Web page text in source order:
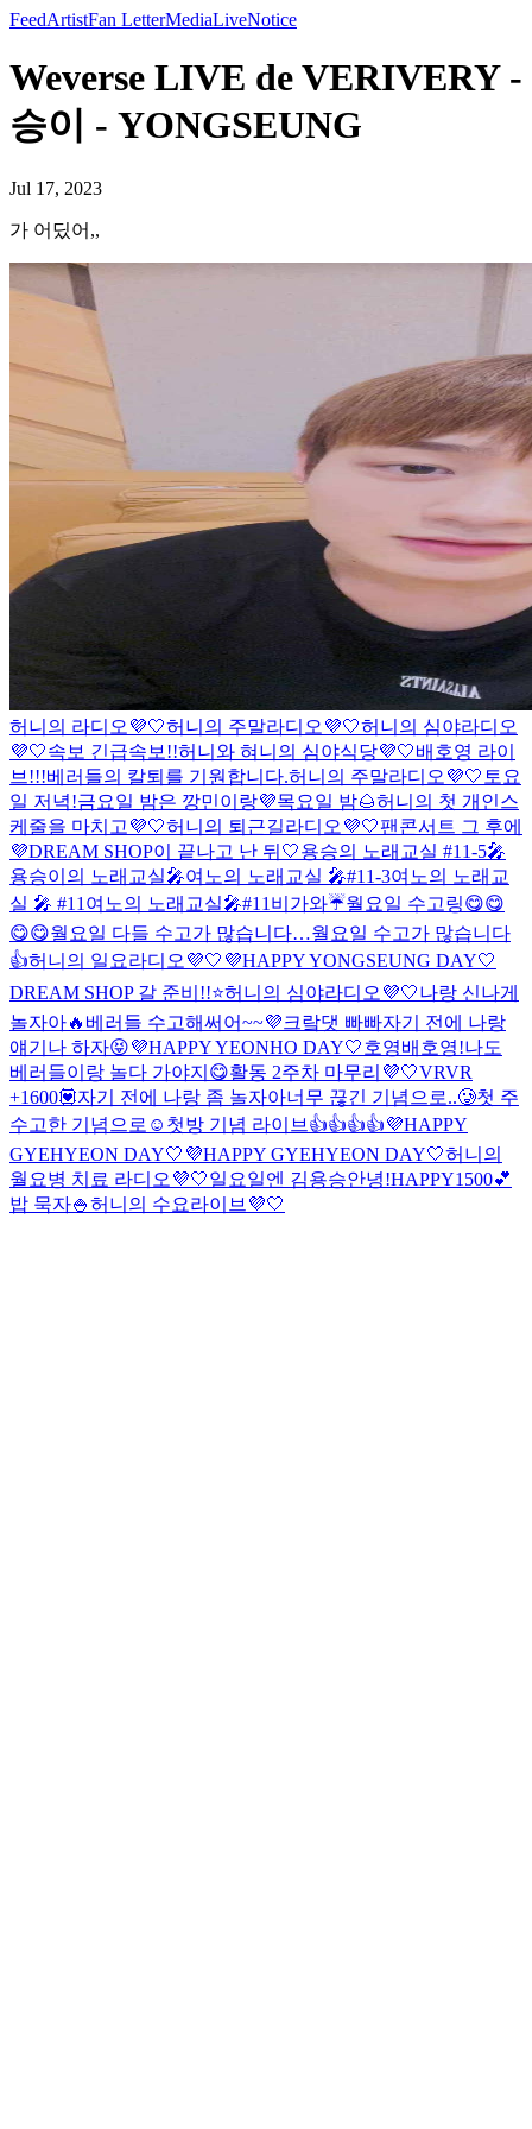
FeedArtistFan LetterMediaLiveNotice
Weverse LIVE de VERIVERY -
승이 - YONGSEUNG
Jul 17, 2023
가 어딨어,,
허니의 라디오💜🤍허니의 주말라디오💜🤍허니의 심야라디오
💜🤍속보 긴급속보!!허니와 혀니의 심야식당💜🤍배호영 라이
브!!!베러들의 칼퇴를 기원합니다.허니의 주말라디오💜🤍 토요
일 저녁!금요일 밤은 깡민이랑💜목요일 밤🌰허니의 첫 개인스
케줄을 마치고💜🤍허니의 퇴근길라디오💜🤍팬콘서트 그 후에
💜DREAM SHOP이 끝나고 난 뒤🤍용승의 노래교실 #11-5🎤
용승이의 노래교실🎤여노의 노래교실 🎤#11-3여노의 노래교
실 🎤 #11 여노의 노래교실🎤#11 비가와☔️월요일 수고링😋😋
😋😋월요일 다들 수고가 많습니다…월요일 수고가 많습니다
👍허니의 일요라디오💜🤍 💜HAPPY YONGSEUNG DAY🤍
DREAM SHOP 갈 준비!!⭐️허니의 심야라디오💜🤍나랑 신나게
놀자아🔥 베러들 수고해써어~~💜크랔댓 빠빠자기 전에 나랑
얘기나 하자😝💜HAPPY YEONHO DAY🤍호영배 호영!나도
베러들이랑 놀다 가야지😋활동 2주차 마무리💜🤍VRVR
+1600💟자기 전에 나랑 좀 놀자아너무 끊긴 기념으로..🥲첫 주
수고한 기념으로☺️ 첫방 기념 라이브👍👍👍👍💜HAPPY
GYEHYEON DAY🤍 💜HAPPY GYEHYEON DAY🤍허니의
월요병 치료 라디오💜🤍일요일엔 김용승안녕!HAPPY1500💕
밥 묵자🍚허니의 수요라이브💜🤍